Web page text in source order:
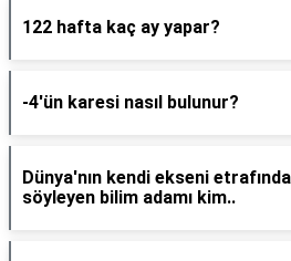
122 hafta kaç ay yapar?
-4'ün karesi nasıl bulunur?
Dünya'nın kendi ekseni
söyleyen bilim adamı kim..